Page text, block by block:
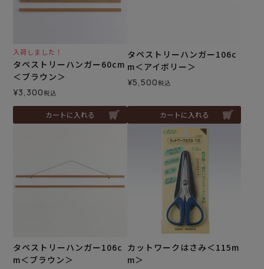
入荷しました！
タペストリーハンガー60cm
＜ブラウン＞
¥3,300税込
カートに入れる
タペストリーハンガー106c
m＜アイボリー＞
¥5,500税込
カートに入れる
タペストリーハンガー106c
m＜ブラウン＞
カットワークはさみ＜115m
m＞